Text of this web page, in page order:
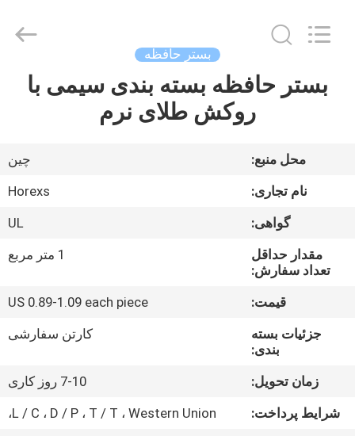
صفحه
محصولات
کنترل
کیفیت
Co.,Ltd..
بستر حافظه
بستر حافظه بسته بندی سیمی با
روکش طلای نرم
محل منبع:
چین
نام تجاری:
Horexs
گواهی:
UL
مقدار حداقل
تعداد سفارش:
1 متر مربع
قیمت:
US 0.89-1.09 each piece
جزئیات بسته
بندی:
کارتن سفارشی
زمان تحویل:
7-10 روز کاری
شرایط پرداخت:
L / C ، D / P ، T / T ، Western Union،